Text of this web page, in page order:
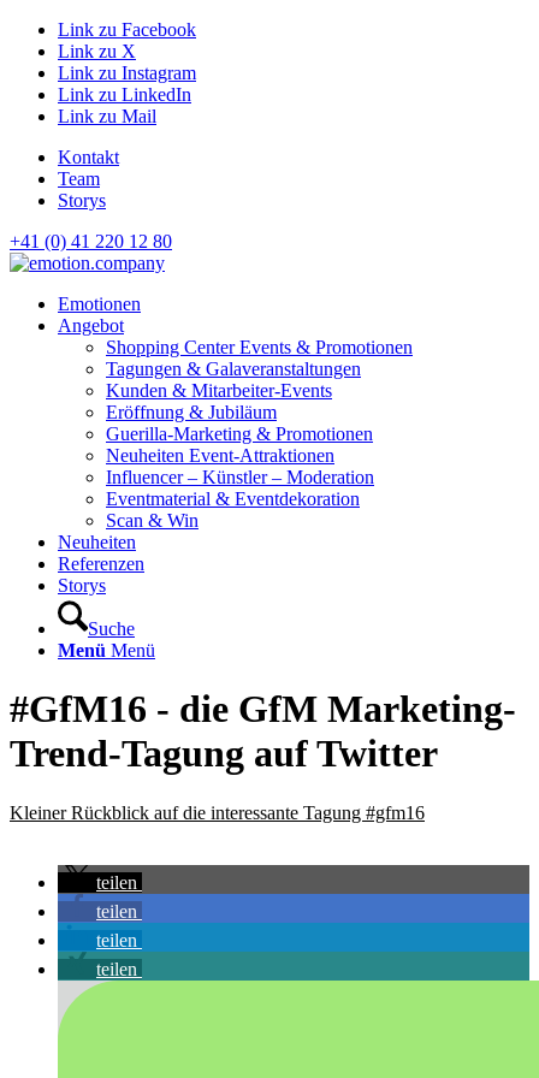
Link zu Facebook
Link zu X
Link zu Instagram
Link zu LinkedIn
Link zu Mail
Kontakt
Team
Storys
+41 (0) 41 220 12 80
Hauptnavigation
Emotionen
Angebot
Shopping Center Events & Promotionen
Tagungen & Galaveranstaltungen
Kunden & Mitarbeiter-Events
Eröffnung & Jubiläum
Guerilla-Marketing & Promotionen
Neuheiten Event-Attraktionen
Influencer – Künstler – Moderation
Eventmaterial & Eventdekoration
Scan & Win
Neuheiten
Referenzen
Storys
Suche
Menü Menü
#GfM16 - die GfM Marketing-
Trend-Tagung auf Twitter
Kleiner Rückblick auf die interessante Tagung #gfm16
teilen
teilen
teilen
teilen